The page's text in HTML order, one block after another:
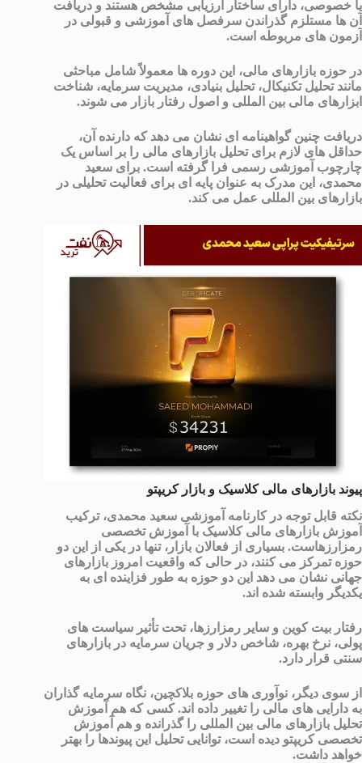
یا خصوصی، دارای ساختار ارزیابی مشخص هستند و دریافت
آن ها مستلزم گذراندن سرفصل های آموزشی و قبولی در
آزمون های مربوطه است.
در حوزه بازارهای مالی، این دوره ها معمولاً شامل مباحثی
مانند تحلیل تکنیکال، تحلیل بنیادی، مدیریت سرمایه، شناخت
ابزارهای مالی بین المللی و اصول رفتار بازار می شوند.
دریافت چنین گواهینامه ای نشان می دهد که دارنده آن،
حداقل های لازم برای تحلیل بازارهای مالی را بر اساس یک
چارچوب آموزشی رسمی فرا گرفته است. برای سعید
محمدی، این مدرک به عنوان پایه ای برای فعالیت تحلیلی در
بازارهای بین المللی عمل می کند.
پیوند بازارهای مالی کلاسیک و بازار کریپتو
نکته قابل توجه در کارنامه آموزشی سعید محمدی، ترکیب
آموزش بازارهای مالی کلاسیک با آموزش تخصصی
رمزارزهاست. بسیاری از فعالان بازار، تنها در یکی از این دو
حوزه تمرکز می کنند، در حالی که واقعیت امروز بازارهای
جهانی نشان می دهد این دو حوزه به طور فزاینده ای به
یکدیگر وابسته شده اند.
رفتار بیت کوین و سایر رمزارزها، تحت تأثیر سیاست های
پولی، نرخ بهره، شاخص دلار و جریان سرمایه در بازارهای
سنتی قرار دارد.
از سوی دیگر، نوآوری های حوزه بلاکچین، نگاه سرمایه گذاران
به دارایی های مالی را تغییر داده اند. کسی که هم آموزش
تحلیل بازارهای مالی بین المللی را گذرانده و هم آموزش
تخصصی کریپتو دیده است، توانایی تحلیل این پیوندها را بهتر
خواهد داشت.